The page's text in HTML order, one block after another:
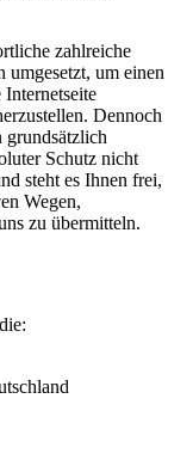
zahlreiche
umgesetzt, um einen
Dennoch
grundsätzlich
Schutz nicht
steht es Ihnen frei,
Wegen,
zu übermitteln.